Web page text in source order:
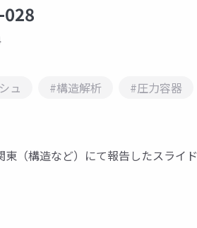
ュ #構造解析 #圧力容器
東（構造など）にて報告したスライド